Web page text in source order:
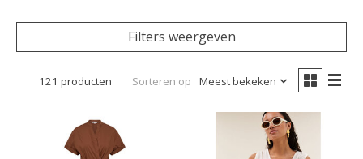
Filters weergeven
121 producten Sorteren op Meest bekeken